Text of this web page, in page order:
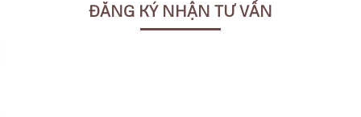
ĐĂNG KÝ NHẬN TƯ VẤN